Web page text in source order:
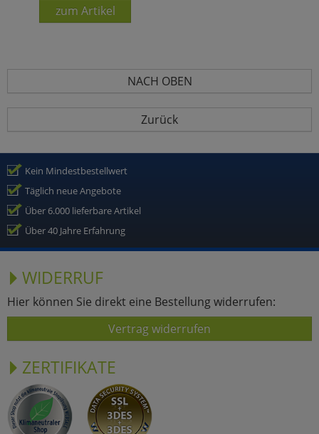
zum Artikel
NACH OBEN
Zurück
Kein Mindestbestellwert
Täglich neue Angebote
Über 6.000 lieferbare Artikel
Über 40 Jahre Erfahrung
WIDERRUF
Hier können Sie direkt eine Bestellung widerrufen:
Vertrag widerrufen
ZERTIFIKATE